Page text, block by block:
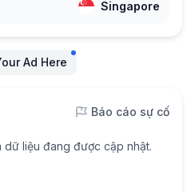
Singapore
Ad Here
Báo cáo sự cố
dữ liệu đang được cập nhật.